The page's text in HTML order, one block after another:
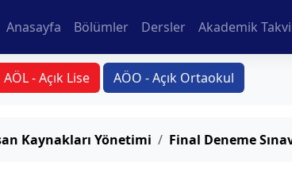
Anasayfa Bölümler Dersler Akademik
AÖL - Açık Lise AÖO - Açık Ortaokul
Kaynakları Yönetimi Final Deneme